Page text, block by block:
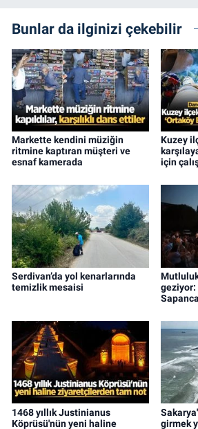
Bunlar da ilginizi çekebilir
Markette kendini müziğin
ritmine kaptıran müşteri ve
esnaf kamerada
Kuzey
için
Serdivan’da yol kenarlarında
temizlik mesaisi
geziyor:
Sapanca
1468 yıllık Justinianus
Köprüsü'nün yeni haline
girmek